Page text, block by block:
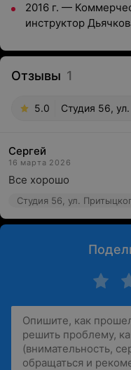
2016 г. —
инструктор
Отзывы 1
5.0 Студия 56,
Сергей
16 марта 2026
Все хорошо
Студия 56, ул.